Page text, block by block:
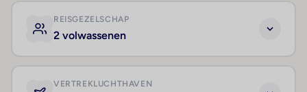
REISGEZELSCHAP
2 volwassenen
VERTREKLUCHTHAVEN